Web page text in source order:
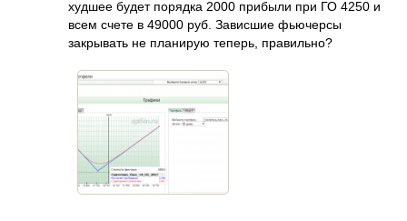
худшее будет порядка 2000 прибыли при ГО 4250 и
всем счете в 49000 руб. Зависшие фьючерсы
закрывать не планирую теперь, правильно?